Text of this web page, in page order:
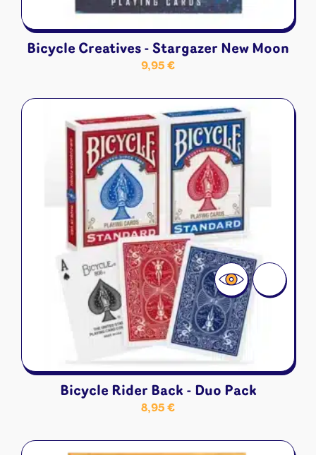
Bicycle Creatives - Stargazer New Moon
9,95 €
Bicycle Rider Back - Duo Pack
8,95 €